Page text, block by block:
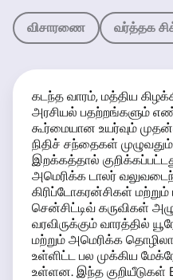
விசாரணை வர்த்தக
கடந்த வாரம், மத்திய
அரசியல் பதற்றங்களும்
கூர்மையான உயர்வும்
நிதிச் சந்தைகள்
இறக்கத்தால்
அமெரிக்க டாலர்
கிரிப்டோகரன்சிகள்
சென்சிட்டிவ் கருவிகள்
வரவிருக்கும் வாரத்தில்
மற்றும் அமெரிக்க
உள்ளிட்ட பல முக்கிய
உள்ளன. இந்த குறியீடுகள்